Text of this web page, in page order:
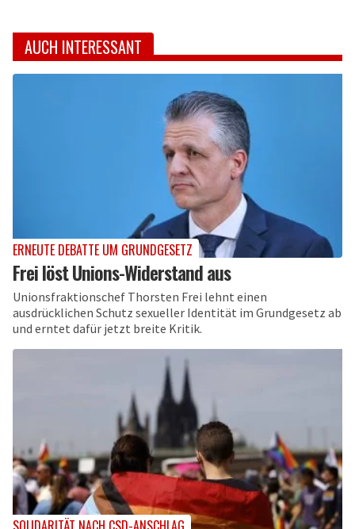
AUCH INTERESSANT
ERNEUTE DEBATTE UM GRUNDGESETZ
Frei löst Unions-Widerstand aus
Unionsfraktionschef Thorsten Frei lehnt einen
ausdrücklichen Schutz sexueller Identität im Grundgesetz ab
und erntet dafür jetzt breite Kritik.